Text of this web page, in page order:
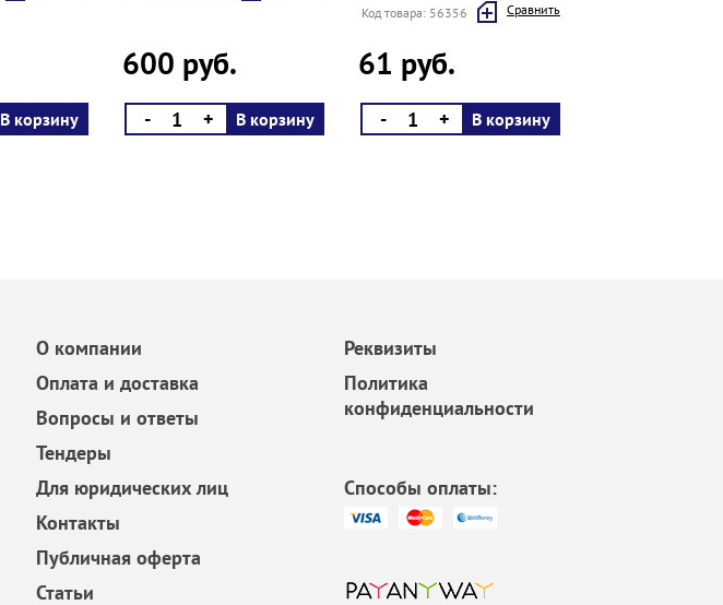
В корзину
600 руб.
- + В корзину
Код товара: 56356 Cравнить
61 руб.
- + В корзину
О компании
Оплата и доставка
Вопросы и ответы
Тендеры
Для юридических лиц
Контакты
Публичная оферта
Статьи
Реквизиты
Политика
конфиденциальности
Способы оплаты: